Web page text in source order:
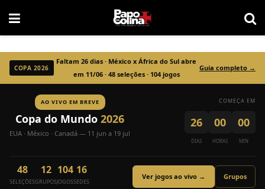
COPA 2026
Faltam26 dias · México x África do Sul abre
em 11/06 · 48 seleções · 104 jogos
Guia completo →
AO VIVO EM BREVE
Copa do Mundo 2026
EUA · México · Canadá — 11 jun a 19 jul
COMEÇA EM
26
DIAS
00
HORAS
00
MIN
48
SELEÇÕES
12
GRUPOS
104
JOGOS
16
SEDES
Ver jogos ao vivo → Grupos